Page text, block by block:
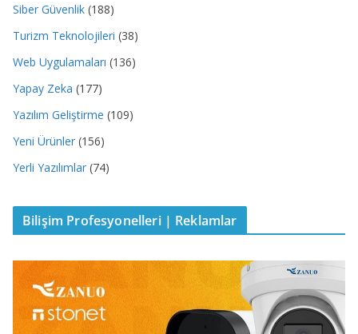
Siber Güvenlik (188)
Turizm Teknolojileri (38)
Web Uygulamaları (136)
Yapay Zeka (177)
Yazılım Geliştirme (109)
Yeni Ürünler (156)
Yerli Yazılımlar (74)
Bilişim Profesyonelleri | Reklamlar